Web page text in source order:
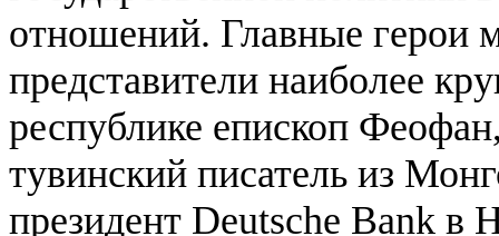
отношений. Главные герои
представители наиболее
республике епископ
тувинский писатель из
президент Deutsche Bank